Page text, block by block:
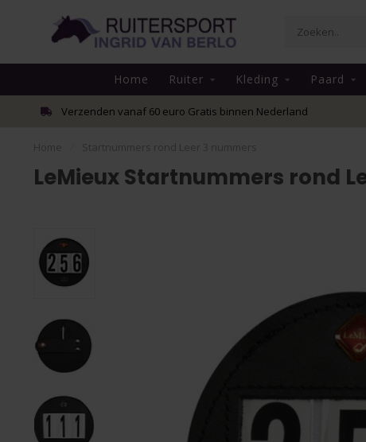
Home Ruiter Kleding Paard
Verzenden vanaf 60 euro Gratis binnen Nederland
LeMieux Startnummers rond